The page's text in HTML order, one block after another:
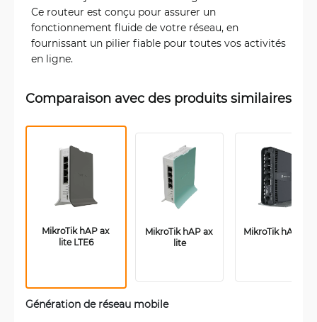
Ce routeur est conçu pour assurer un
fonctionnement fluide de votre réseau, en
fournissant un pilier fiable pour toutes vos activités
en ligne.
Comparaison avec des produits similaires
MikroTik hAP ax
lite LTE6
MikroTik hAP ax
lite
MikroTik hAP ax2
Génération de réseau mobile